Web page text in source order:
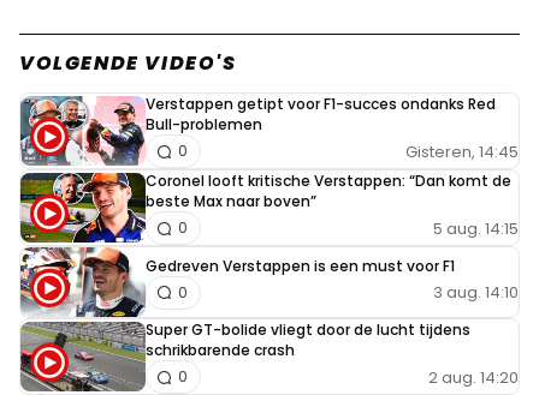
VOLGENDE VIDEO'S
Verstappen getipt voor F1-succes ondanks Red
Bull-problemen
Gisteren, 14:45
0
Coronel looft kritische Verstappen: “Dan komt de
beste Max naar boven”
5 aug. 14:15
0
Gedreven Verstappen is een must voor F1
3 aug. 14:10
0
Super GT-bolide vliegt door de lucht tijdens
schrikbarende crash
2 aug. 14:20
0